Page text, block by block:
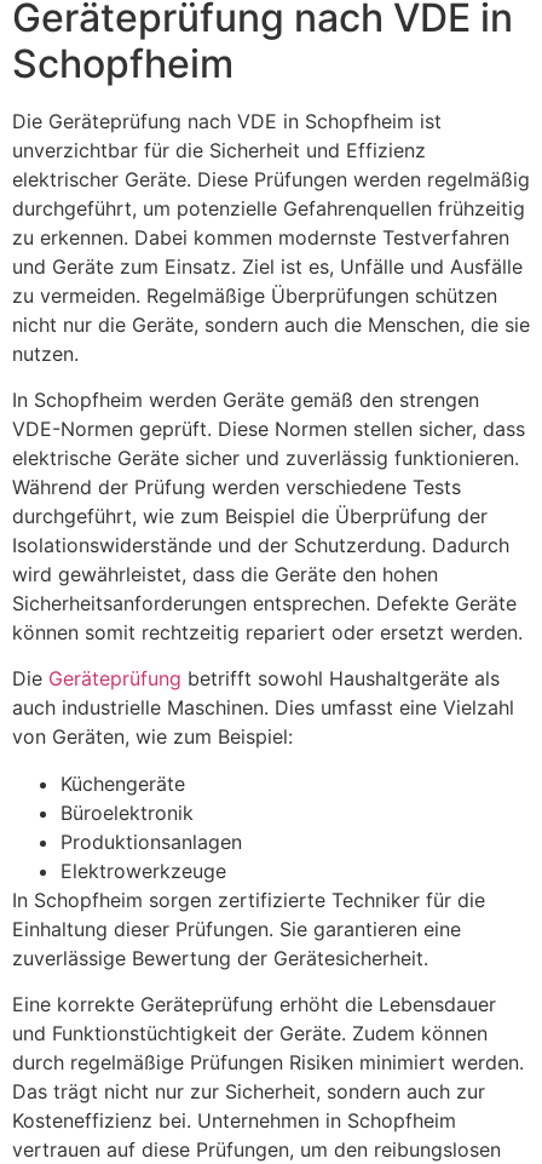
Geräteprüfung nach VDE in
Schopfheim
Die Geräteprüfung nach VDE in Schopfheim ist
unverzichtbar für die Sicherheit und Effizienz
elektrischer Geräte. Diese Prüfungen werden regelmäßig
durchgeführt, um potenzielle Gefahrenquellen frühzeitig
zu erkennen. Dabei kommen modernste Testverfahren
und Geräte zum Einsatz. Ziel ist es, Unfälle und Ausfälle
zu vermeiden. Regelmäßige Überprüfungen schützen
nicht nur die Geräte, sondern auch die Menschen, die sie
nutzen.
In Schopfheim werden Geräte gemäß den strengen
VDE-Normen geprüft. Diese Normen stellen sicher, dass
elektrische Geräte sicher und zuverlässig funktionieren.
Während der Prüfung werden verschiedene Tests
durchgeführt, wie zum Beispiel die Überprüfung der
Isolationswiderstände und der Schutzerdung. Dadurch
wird gewährleistet, dass die Geräte den hohen
Sicherheitsanforderungen entsprechen. Defekte Geräte
können somit rechtzeitig repariert oder ersetzt werden.
Die Geräteprüfung betrifft sowohl Haushaltgeräte als
auch industrielle Maschinen. Dies umfasst eine Vielzahl
von Geräten, wie zum Beispiel:
Küchengeräte
Büroelektronik
Produktionsanlagen
Elektrowerkzeuge
In Schopfheim sorgen zertifizierte Techniker für die
Einhaltung dieser Prüfungen. Sie garantieren eine
zuverlässige Bewertung der Gerätesicherheit.
Eine korrekte Geräteprüfung erhöht die Lebensdauer
und Funktionstüchtigkeit der Geräte. Zudem können
durch regelmäßige Prüfungen Risiken minimiert werden.
Das trägt nicht nur zur Sicherheit, sondern auch zur
Kosteneffizienz bei. Unternehmen in Schopfheim
vertrauen auf diese Prüfungen, um den reibungslosen